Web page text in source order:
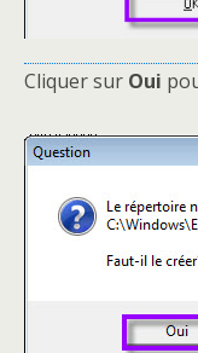
Cliquer sur Oui